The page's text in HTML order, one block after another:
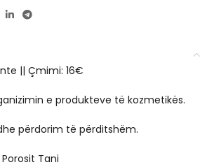
|| Çmimi: 16€
e produkteve të kozmetikës.
përdorim të përditshëm.
Tani